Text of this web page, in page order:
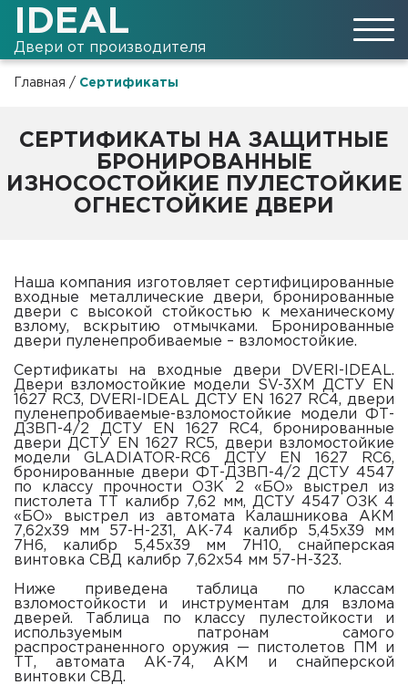
IDEAL
Двери от производителя
Главная / Сертификаты
СЕРТИФИКАТЫ НА ЗАЩИТНЫЕ
БРОНИРОВАННЫЕ
ИЗНОСОСТОЙКИЕ ПУЛЕСТОЙКИЕ
ОГНЕСТОЙКИЕ ДВЕРИ
Наша компания изготовляет сертифицированные
входные металлические двери, бронированные
двери с высокой стойкостью к механическому
взлому, вскрытию отмычками. Бронированные
двери пуленепробиваемые – взломостойкие.
Сертификаты на входные двери DVERI-IDEAL.
Двери взломостойкие модели SV-3XM ДСТУ EN
1627 RC3, DVERI-IDEAL ДСТУ EN 1627 RC4, двери
пуленепробиваемые-взломостойкие модели ФТ-
ДЗВП-4/2 ДСТУ EN 1627 RC4, бронированные
двери ДСТУ EN 1627 RC5, двери взломостойкие
модели GLADIATOR-RC6 ДСТУ EN 1627 RC6,
бронированные двери ФТ-ДЗВП-4/2 ДСТУ 4547
по классу прочности ОЗК 2 «БО» выстрел из
пистолета ТТ калибр 7,62 мм, ДСТУ 4547 ОЗК 4
«БО» выстрел из автомата Калашникова АКМ
7,62х39 мм 57-Н-231, АК-74 калибр 5,45х39 мм
7Н6, калибр 5,45х39 мм 7Н10, снайперская
винтовка СВД калибр 7,62х54 мм 57-Н-323.
Ниже приведена таблица по классам
взломостойкости и инструментам для взлома
дверей. Таблица по классу пулестойкости и
используемым патронам самого
распространенного оружия — пистолетов ПМ и
ТТ, автомата АК-74, АКМ и снайперской
винтовки СВД.